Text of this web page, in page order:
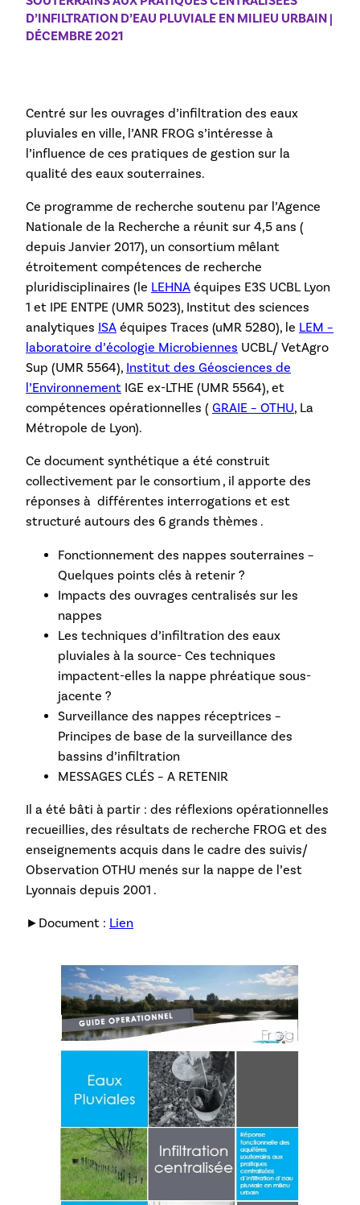
D’INFILTRATION D’EAU PLUVIALE EN MILIEU URBAIN |
DÉCEMBRE 2021
Centré sur les ouvrages d’infiltration des eaux
pluviales en ville, l’ANR FROG s’intéresse à
l’influence de ces pratiques de gestion sur la
qualité des eaux souterraines.
Ce programme de recherche soutenu par l’Agence
Nationale de la Recherche a réunit sur 4,5 ans (
depuis Janvier 2017), un consortium mêlant
étroitement compétences de recherche
pluridisciplinaires (le LEHNA équipes E3S UCBL Lyon
1 et IPE ENTPE (UMR 5023), Institut des sciences
analytiques ISA équipes Traces (uMR 5280), le LEM –
laboratoire d’écologie Microbiennes UCBL/ VetAgro
Sup (UMR 5564), Institut des Géosciences de
l’Environnement IGE ex-LTHE (UMR 5564), et
compétences opérationnelles ( GRAIE – OTHU, La
Métropole de Lyon).
Ce document synthétique a été construit
collectivement par le consortium , il apporte des
réponses à différentes interrogations et est
structuré autours des 6 grands thèmes .
Fonctionnement des nappes souterraines –
Quelques points clés à retenir ?
Impacts des ouvrages centralisés sur les
nappes
Les techniques d’infiltration des eaux
pluviales à la source- Ces techniques
impactent-elles la nappe phréatique sous-
jacente ?
Surveillance des nappes réceptrices –
Principes de base de la surveillance des
bassins d’infiltration
MESSAGES CLÉS – A RETENIR
Il a été bâti à partir : des réflexions opérationnelles
recueillies, des résultats de recherche FROG et des
enseignements acquis dans le cadre des suivis/
Observation OTHU menés sur la nappe de l’est
Lyonnais depuis 2001 .
►Document : Lien